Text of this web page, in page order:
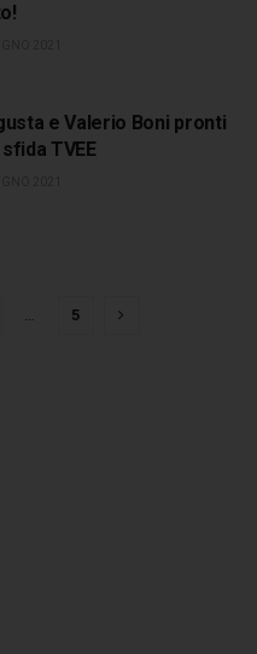
e Valerio Boni pronti
TVEE
… 5